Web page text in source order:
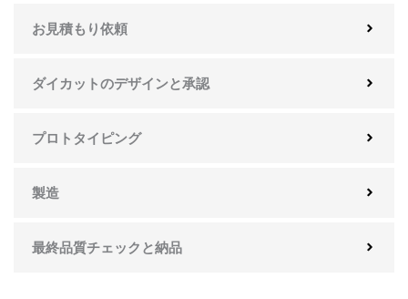
お見積もり依頼
ダイカットのデザインと承認
プロトタイピング
製造
最終品質チェックと納品